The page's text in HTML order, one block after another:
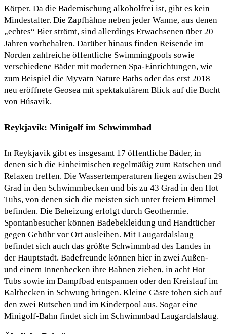
Körper. Da die Bademischung alkoholfrei ist, gibt es kein
Mindestalter. Die Zapfhähne neben jeder Wanne, aus denen
„echtes“ Bier strömt, sind allerdings Erwachsenen über 20
Jahren vorbehalten. Darüber hinaus finden Reisende im
Norden zahlreiche öffentliche Swimmingpools sowie
verschiedene Bäder mit modernen Spa-Einrichtungen, wie
zum Beispiel die Myvatn Nature Baths oder das erst 2018
neu eröffnete Geosea mit spektakulärem Blick auf die Bucht
von Húsavik.
Reykjavik: Minigolf im Schwimmbad
In Reykjavik gibt es insgesamt 17 öffentliche Bäder, in
denen sich die Einheimischen regelmäßig zum Ratschen und
Relaxen treffen. Die Wassertemperaturen liegen zwischen 29
Grad in den Schwimmbecken und bis zu 43 Grad in den Hot
Tubs, von denen sich die meisten sich unter freiem Himmel
befinden. Die Beheizung erfolgt durch Geothermie.
Spontanbesucher können Badebekleidung und Handtücher
gegen Gebühr vor Ort ausleihen. Mit Laugardalslaug
befindet sich auch das größte Schwimmbad des Landes in
der Hauptstadt. Badefreunde können hier in zwei Außen-
und einem Innenbecken ihre Bahnen ziehen, in acht Hot
Tubs sowie im Dampfbad entspannen oder den Kreislauf im
Kaltbecken in Schwung bringen. Kleine Gäste toben sich auf
den zwei Rutschen und im Kinderpool aus. Sogar eine
Minigolf-Bahn findet sich im Schwimmbad Laugardalslaug.